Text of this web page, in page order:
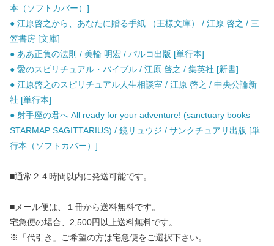
本（ソフトカバー）]
● 江原啓之から、あなたに贈る手紙 （王様文庫） / 江原 啓之 / 三
笠書房 [文庫]
● ああ正負の法則 / 美輪 明宏 / パルコ出版 [単行本]
● 愛のスピリチュアル・バイブル / 江原 啓之 / 集英社 [新書]
● 江原啓之のスピリチュアル人生相談室 / 江原 啓之 / 中央公論新
社 [単行本]
● 射手座の君へ All ready for your adventure! (sanctuary books
STARMAP SAGITTARIUS) / 鏡リュウジ / サンクチュアリ出版 [単
行本（ソフトカバー）]
■通常２４時間以内に発送可能です。
■メール便は、１冊から送料無料です。
宅急便の場合、2,500円以上送料無料です。
※「代引き」ご希望の方は宅急便をご選択下さい。